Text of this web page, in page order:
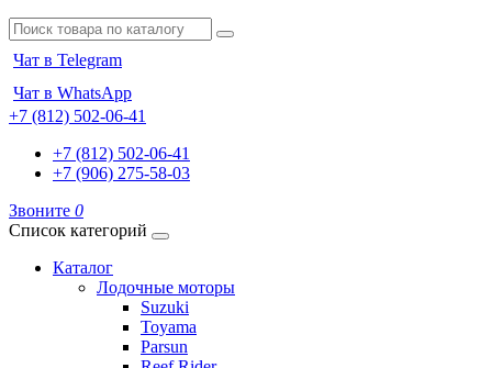
Чат в Telegram
Чат в WhatsApp
+7 (812) 502-06-41
+7 (812) 502-06-41
+7 (906) 275-58-03
Звоните 0
Список категорий
Каталог
Лодочные моторы
Suzuki
Toyama
Parsun